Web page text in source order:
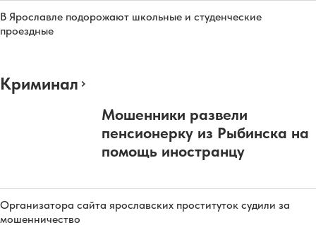
В Ярославле подорожают школьные и студенческие
проездные
Криминал
Мошенники развели
пенсионерку из Рыбинска на
помощь иностранцу
Организатора сайта ярославских проституток судили за
мошенничество